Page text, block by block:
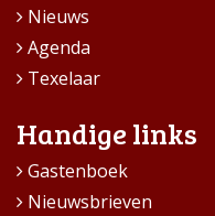
Nieuws
Agenda
Texelaar
Handige links
Gastenboek
Nieuwsbrieven